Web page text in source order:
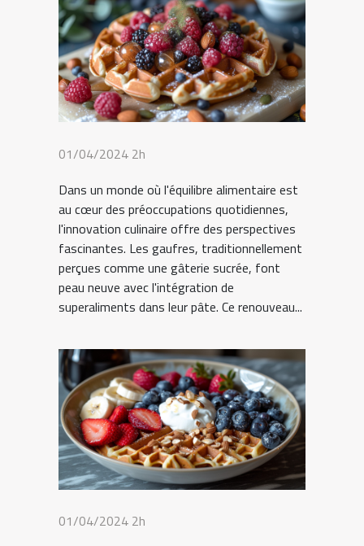
01/04/2024 2h
Dans un monde où l'équilibre alimentaire est
au cœur des préoccupations quotidiennes,
l'innovation culinaire offre des perspectives
fascinantes. Les gaufres, traditionnellement
perçues comme une gâterie sucrée, font
peau neuve avec l'intégration de
superaliments dans leur pâte. Ce renouveau...
01/04/2024 2h